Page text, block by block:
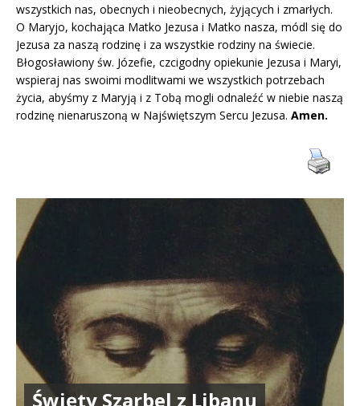
wszystkich nas, obecnych i nieobecnych, żyjących i zmarłych.
O Maryjo, kochająca Matko Jezusa i Matko nasza, módl się do
Jezusa za naszą rodzinę i za wszystkie rodziny na świecie.
Błogosławiony św. Józefie, czcigodny opiekunie Jezusa i Maryi,
wspieraj nas swoimi modlitwami we wszystkich potrzebach
życia, abyśmy z Maryją i z Tobą mogli odnaleźć w niebie naszą
rodzinę nienaruszoną w Najświętszym Sercu Jezusa. Amen.
Święty Szarbel z Libanu